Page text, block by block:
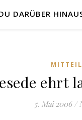
DARÜBER
ehrt
5. Mai 2006 /